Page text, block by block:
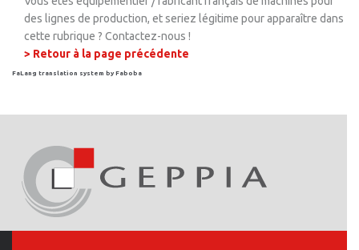
des lignes de production, et seriez légitime pour apparaître dans
cette rubrique ? Contactez-nous !
> Retour à la page précédente
FaLang translation system by Faboba